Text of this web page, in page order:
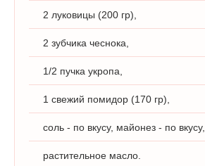
2 луковицы (200 гр),
2 зубчика чеснока,
1/2 пучка укропа,
1 свежий помидор (170 гр),
соль - по вкусу, майонез - по вкусу,
растительное масло.